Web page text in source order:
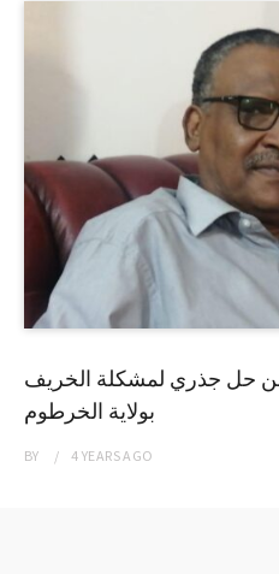
حل جذري لمشكلة الخريف
بولاية الخرطوم
BY 4 YEARSAGO